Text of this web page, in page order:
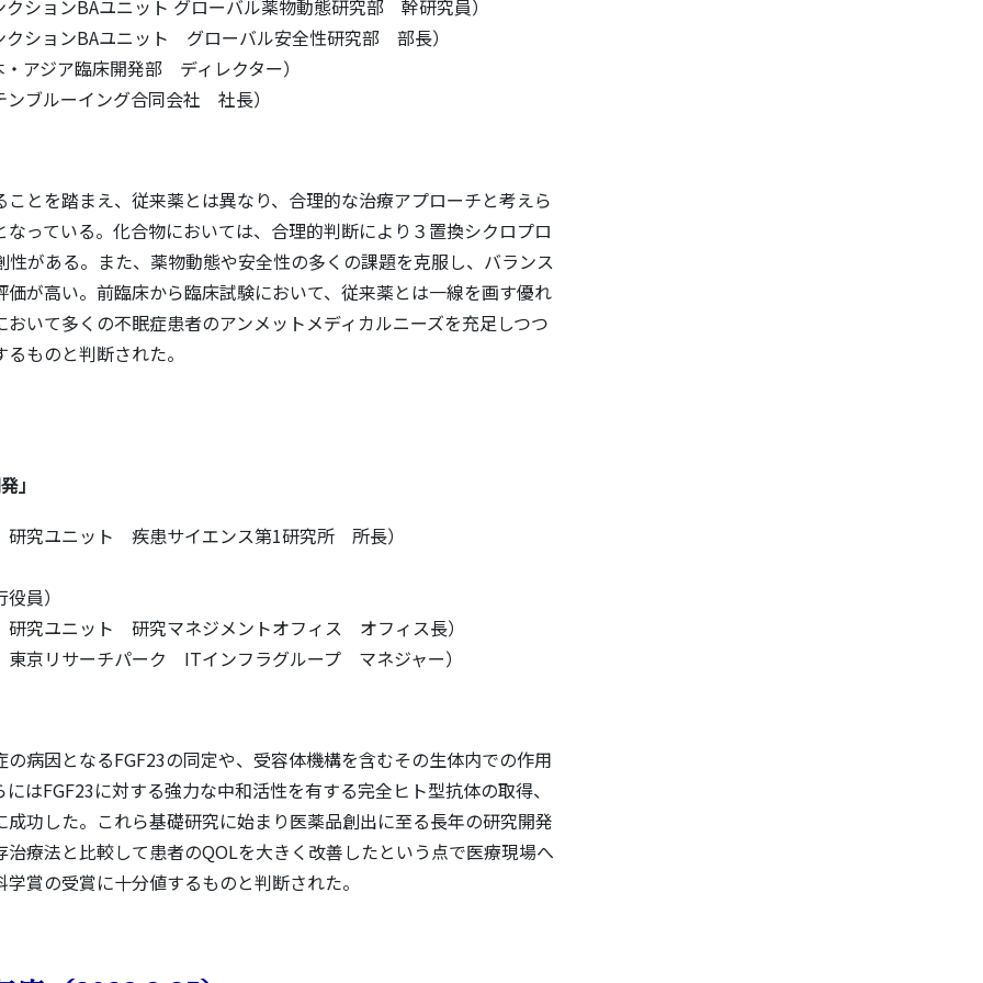
ョンBAユニット グローバル薬物動態研究部 幹研究員）
ションBAユニット グローバル安全性研究部 部長）
アジア臨床開発部 ディレクター）
ブルーイング合同会社 社長）
とを踏まえ、従来薬とは異なり、合理的な治療アプローチと考えら
っている。化合物においては、合理的判断により３置換シクロプロ
がある。また、薬物動態や安全性の多くの課題を克服し、バランス
が高い。前臨床から臨床試験において、従来薬とは一線を画す優れ
いて多くの不眠症患者のアンメットメディカルニーズを充足しつつ
ものと判断された。
」
究ユニット 疾患サイエンス第1研究所 所長）
員）
ユニット 研究マネジメントオフィス オフィス長）
リサーチパーク ITインフラグループ マネジャー）
病因となるFGF23の同定や、受容体機構を含むその生体内での作用
はFGF23に対する強力な中和活性を有する完全ヒト型抗体の取得、
功した。これら基礎研究に始まり医薬品創出に至る長年の研究開発
療法と比較して患者のQOLを大きく改善したという点で医療現場へ
賞の受賞に十分値するものと判断された。